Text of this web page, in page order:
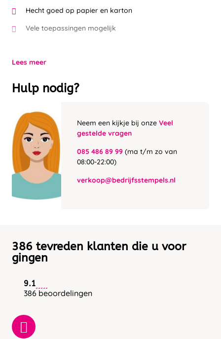
Hecht goed op papier en karton
Vele toepassingen mogelijk
Lees meer
Hulp nodig?
Neem een kijkje bij onze Veel
gestelde vragen
085 486 89 99 (ma t/m zo van
08:00-22:00)
verkoop@bedrijfsstempels.nl
386 tevreden klanten die u voor
gingen
9.1
386 beoordelingen